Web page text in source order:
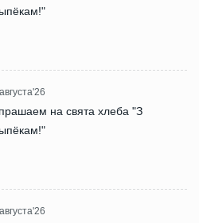
на свята хлеба "З